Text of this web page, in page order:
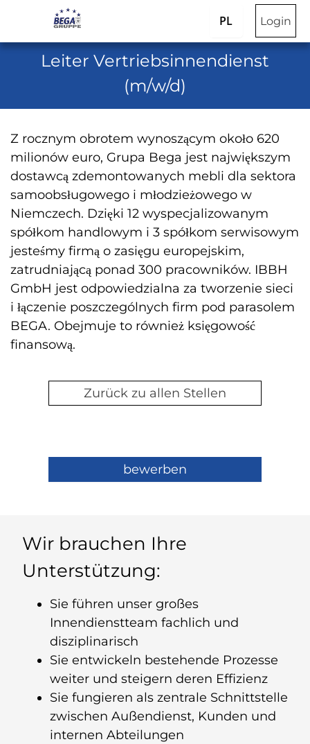
PL Login
Leiter Vertriebsinnendienst
(m/w/d)
Z rocznym obrotem wynoszącym około 620
milionów euro, Grupa Bega jest największym
dostawcą zdemontowanych mebli dla sektora
samoobsługowego i młodzieżowego w
Niemczech. Dzięki 12 wyspecjalizowanym
spółkom handlowym i 3 spółkom serwisowym
jesteśmy firmą o zasięgu europejskim,
zatrudniającą ponad 300 pracowników. IBBH
GmbH jest odpowiedzialna za tworzenie sieci
i łączenie poszczególnych firm pod parasolem
BEGA. Obejmuje to również księgowość
finansową.
Zurück zu allen Stellen
bewerben
Wir brauchen Ihre
Unterstützung:
Sie führen unser großes
Innendienstteam fachlich und
disziplinarisch
Sie entwickeln bestehende Prozesse
weiter und steigern deren Effizienz
Sie fungieren als zentrale Schnittstelle
zwischen Außendienst, Kunden und
internen Abteilungen